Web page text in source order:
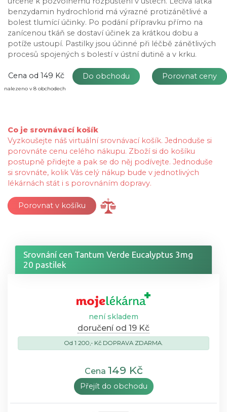
benzydamin hydrochlorid má výrazné protizánětlivé a
bolest tlumící účinky. Po podání přípravku přímo na
zanícenou tkáň se dostaví účinek za krátkou dobu a
potíže ustoupí. Pastilky jsou účinné při léčbě zánětlivých
procesů spojených s bolestí v ústní dutině a v krku.
Cena od 149 Kč Do obchodu Porovnat ceny
nalezeno v 8 obchodech
Co je srovnávací košík
Vyzkoušejte náš virtuální srovnávací košík. Jednoduše si
porovnáte cenu celého nákupu. Zboží si do košíku
postupně přidejte a pak se do něj podívejte. Jednoduše
si srovnáte, kolik Vás celý nákup bude v jednotlivých
lékárnách stát i s porovnáním dopravy.
Porovnat v košíku
Srovnání cen Tantum Verde Eucalyptus 3mg
20 pastilek
není skladem
doručení od 19 Kč
Od 1 200,- Kč DOPRAVA ZDARMA.
Cena 149 Kč
Přejít do obchodu